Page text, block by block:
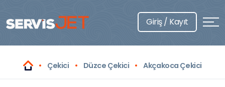
Giriş / Kayıt
Çekici Düzce Çekici Akçakoca Çekici